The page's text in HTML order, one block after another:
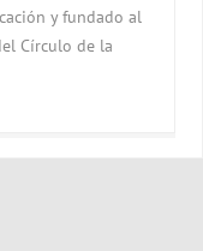
y fundado al
Círculo de la